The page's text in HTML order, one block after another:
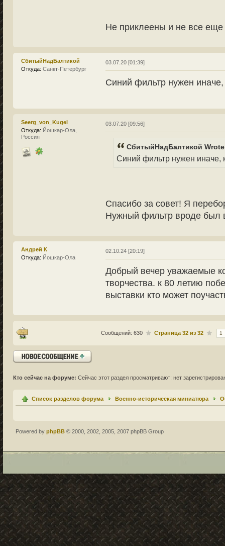
Не приклеены и не все еще
СбитыйНадБалтикой
Откуда: Санкт-Петербург
03.07.20 [01:39]
Синий фильтр нужен иначе,
Seerg_von_Kugel
Откуда: Йошкар-Ола,
Россия
03.07.20 [09:56]
СбитыйНадБалтикой
Синий фильтр нужен иначе,
Спасибо за совет! Я
Нужный фильтр вроде был
Андрей К
Откуда: Йошкар-Ола
02.10.24 [20:19]
Добрый вечер уважаемые
творчества. к 80 летию
выставки кто может
Сообщений: 630 Страница32 из32 1
Ответить
Кто сейчас на форуме: Сейчас этот раздел просматривают: нет
Список разделов форума Военно-историческая миниатюра
Powered by phpBB © 2000, 2002, 2005, 2007 phpBB Group